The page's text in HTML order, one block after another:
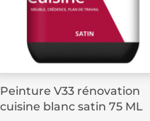
Peinture V33 rénovation
cuisine blanc satin 75 ML